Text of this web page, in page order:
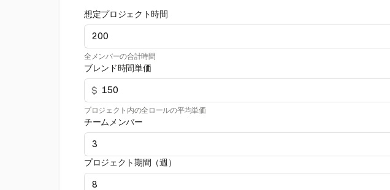
想定プロジェクト時間
全メンバーの合計時間
ブレンド時間単価
$
プロジェクト内の全ロールの平均単価
チームメンバー
プロジェクト期間（週）